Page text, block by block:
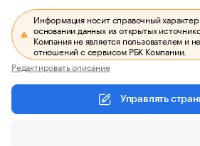
Информация носит справочный
основании данных из открытых
Компания не является пользователем и
отношений с сервисом РБК Компании.
Редактировать описание
Управлять